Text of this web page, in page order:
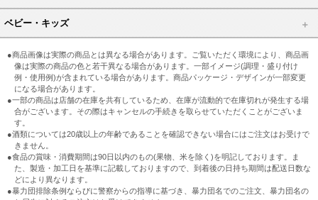
ベビー・キッズ
●商品画像は実際の商品とは異なる場合があります。ご覧いただく環境により、商品画
像は実際の商品の色と若干異なる場合があります。一部イメージ(調理・盛り付け
例・使用例)が含まれている場合があります。商品パッケージ・デザインが一部変更
になる場合があります。
●一部の商品は店舗の在庫を共有しているため、在庫が流動的で在庫切れが発生する場
合がございます。その際はキャンセルの手続きを取らせていただくことがございま
す。
●酒類については20歳以上の年齢であることを確認できない場合にはご注文はお受けで
きません。
●食品の賞味・消費期間は90日以内のもの(果物、米を除く)を明記しております。ま
た、製造・加工日を基準に記載しておりますので、到着後の日持ち期間は配送日数な
どにより異なります。
●暴力団排除条例ならびに警察からの指導に基づき、暴力団名でのご注文、暴力団名の